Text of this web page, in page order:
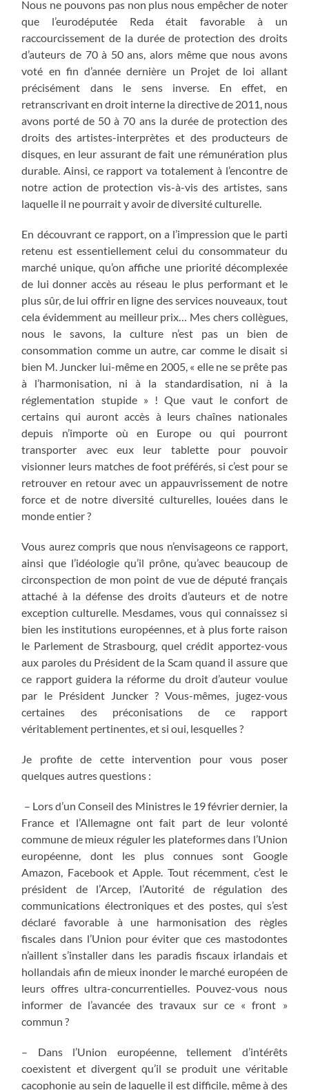
Nous ne pouvons pas non plus nous empêcher de noter
que l’eurodéputée Reda était favorable à un
raccourcissement de la durée de protection des droits
d’auteurs de 70 à 50 ans, alors même que nous avons
voté en fin d’année dernière un Projet de loi allant
précisément dans le sens inverse. En effet, en
retranscrivant en droit interne la directive de 2011, nous
avons porté de 50 à 70 ans la durée de protection des
droits des artistes-interprètes et des producteurs de
disques, en leur assurant de fait une rémunération plus
durable. Ainsi, ce rapport va totalement à l’encontre de
notre action de protection vis-à-vis des artistes, sans
laquelle il ne pourrait y avoir de diversité culturelle.
En découvrant ce rapport, on a l’impression que le parti
retenu est essentiellement celui du consommateur du
marché unique, qu’on affiche une priorité décomplexée
de lui donner accès au réseau le plus performant et le
plus sûr, de lui offrir en ligne des services nouveaux, tout
cela évidemment au meilleur prix… Mes chers collègues,
nous le savons, la culture n’est pas un bien de
consommation comme un autre, car comme le disait si
bien M. Juncker lui-même en 2005, « elle ne se prête pas
à l’harmonisation, ni à la standardisation, ni à la
réglementation stupide » ! Que vaut le confort de
certains qui auront accès à leurs chaînes nationales
depuis n’importe où en Europe ou qui pourront
transporter avec eux leur tablette pour pouvoir
visionner leurs matches de foot préférés, si c’est pour se
retrouver en retour avec un appauvrissement de notre
force et de notre diversité culturelles, louées dans le
monde entier ?
Vous aurez compris que nous n’envisageons ce rapport,
ainsi que l’idéologie qu’il prône, qu’avec beaucoup de
circonspection de mon point de vue de député français
attaché à la défense des droits d’auteurs et de notre
exception culturelle. Mesdames, vous qui connaissez si
bien les institutions européennes, et à plus forte raison
le Parlement de Strasbourg, quel crédit apportez-vous
aux paroles du Président de la Scam quand il assure que
ce rapport guidera la réforme du droit d’auteur voulue
par le Président Juncker ? Vous-mêmes, jugez-vous
certaines des préconisations de ce rapport
véritablement pertinentes, et si oui, lesquelles ?
Je profite de cette intervention pour vous poser
quelques autres questions :
– Lors d’un Conseil des Ministres le 19 février dernier, la
France et l’Allemagne ont fait part de leur volonté
commune de mieux réguler les plateformes dans l’Union
européenne, dont les plus connues sont Google
Amazon, Facebook et Apple. Tout récemment, c’est le
président de l’Arcep, l’Autorité de régulation des
communications électroniques et des postes, qui s’est
déclaré favorable à une harmonisation des règles
fiscales dans l’Union pour éviter que ces mastodontes
n’aillent s’installer dans les paradis fiscaux irlandais et
hollandais afin de mieux inonder le marché européen de
leurs offres ultra-concurrentielles. Pouvez-vous nous
informer de l’avancée des travaux sur ce « front »
commun ?
– Dans l’Union européenne, tellement d’intérêts
coexistent et divergent qu’il se produit une véritable
cacophonie au sein de laquelle il est difficile, même à des